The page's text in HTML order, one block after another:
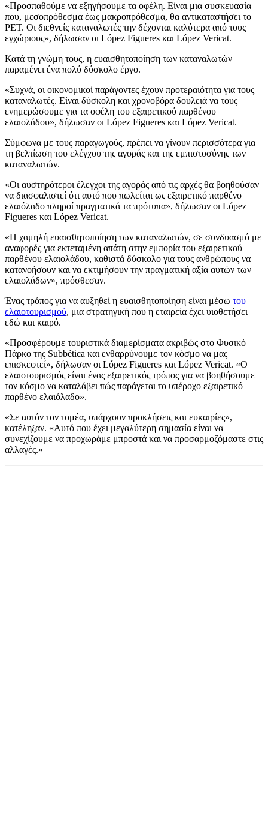
«Προσπαθούμε να εξηγήσουμε τα οφέλη. Είναι μια συσκευασία
που, μεσοπρόθεσμα έως μακροπρόθεσμα, θα αντικαταστήσει το
PET. Οι διεθνείς καταναλωτές την δέχονται καλύτερα από τους
εγχώριους», δήλωσαν οι López Figueres και López Vericat.
Κατά τη γνώμη τους, η ευαισθητοποίηση των καταναλωτών
παραμένει ένα πολύ δύσκολο έργο.
«Συχνά, οι οικονομικοί παράγοντες έχουν προτεραιότητα για τους
καταναλωτές. Είναι δύσκολη και χρονοβόρα δουλειά να τους
ενημερώσουμε για τα οφέλη του εξαιρετικού παρθένου
ελαιολάδου», δήλωσαν οι López Figueres και López Vericat.
Σύμφωνα με τους παραγωγούς, πρέπει να γίνουν περισσότερα για
τη βελτίωση του ελέγχου της αγοράς και της εμπιστοσύνης των
καταναλωτών.
«Οι αυστηρότεροι έλεγχοι της αγοράς από τις αρχές θα βοηθούσαν
να διασφαλιστεί ότι αυτό που πωλείται ως εξαιρετικό παρθένο
ελαιόλαδο πληροί πραγματικά τα πρότυπα», δήλωσαν οι López
Figueres και López Vericat.
«Η χαμηλή ευαισθητοποίηση των καταναλωτών, σε συνδυασμό με
αναφορές για εκτεταμένη απάτη στην εμπορία του εξαιρετικού
παρθένου ελαιολάδου, καθιστά δύσκολο για τους ανθρώπους να
κατανοήσουν και να εκτιμήσουν την πραγματική αξία αυτών των
ελαιολάδων», πρόσθεσαν.
Ένας τρόπος για να αυξηθεί η ευαισθητοποίηση είναι μέσω του
ελαιοτουρισμού, μια στρατηγική που η εταιρεία έχει υιοθετήσει
εδώ και καιρό.
«Προσφέρουμε τουριστικά διαμερίσματα ακριβώς στο Φυσικό
Πάρκο της Subbética και ενθαρρύνουμε τον κόσμο να μας
επισκεφτεί», δήλωσαν οι López Figueres και López Vericat. «Ο
ελαιοτουρισμός είναι ένας εξαιρετικός τρόπος για να βοηθήσουμε
τον κόσμο να καταλάβει πώς παράγεται το υπέροχο εξαιρετικό
παρθένο ελαιόλαδο».
«Σε αυτόν τον τομέα, υπάρχουν προκλήσεις και ευκαιρίες»,
κατέληξαν. «Αυτό που έχει μεγαλύτερη σημασία είναι να
συνεχίζουμε να προχωράμε μπροστά και να προσαρμοζόμαστε στις
αλλαγές.»